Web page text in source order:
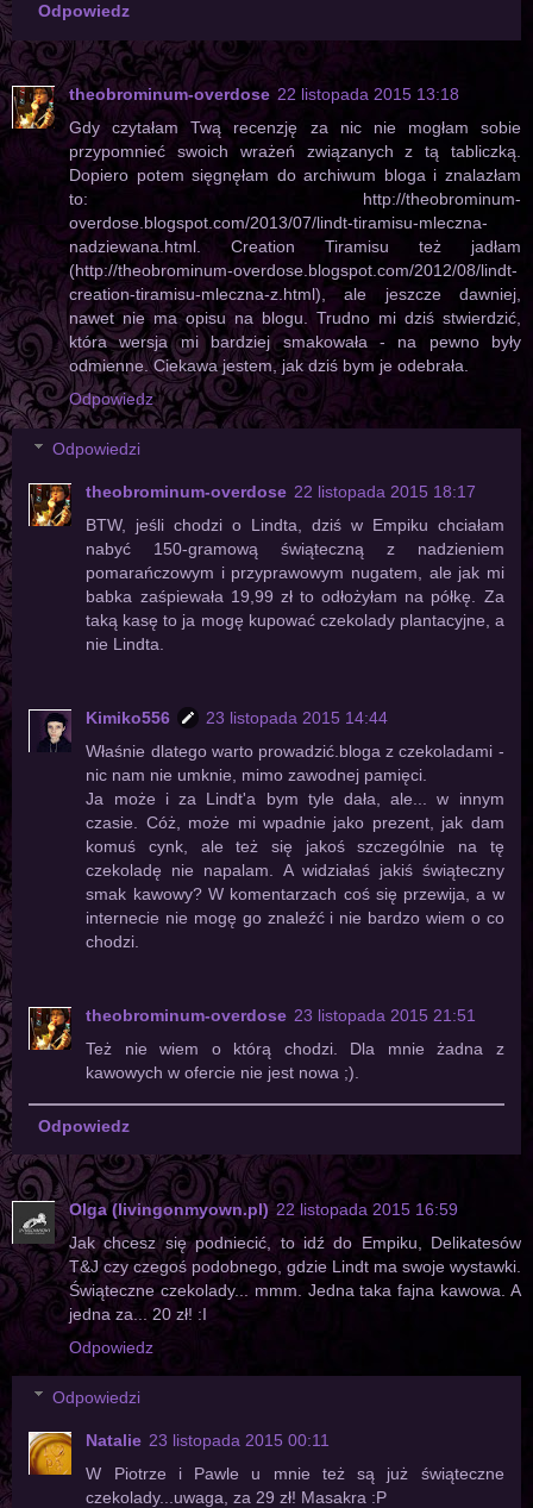
Odpowiedz
theobrominum-overdose 22 listopada 2015 13:18
Gdy czytałam Twą recenzję za nic nie mogłam sobie
przypomnieć swoich wrażeń związanych z tą tabliczką.
Dopiero potem sięgnęłam do archiwum bloga i znalazłam
to: http://theobrominum-
overdose.blogspot.com/2013/07/lindt-tiramisu-mleczna-
nadziewana.html. Creation Tiramisu też jadłam
(http://theobrominum-overdose.blogspot.com/2012/08/lindt-
creation-tiramisu-mleczna-z.html), ale jeszcze dawniej,
nawet nie ma opisu na blogu. Trudno mi dziś stwierdzić,
która wersja mi bardziej smakowała - na pewno były
odmienne. Ciekawa jestem, jak dziś bym je odebrała.
Odpowiedz
Odpowiedzi
theobrominum-overdose 22 listopada 2015 18:17
BTW, jeśli chodzi o Lindta, dziś w Empiku chciałam
nabyć 150-gramową świąteczną z nadzieniem
pomarańczowym i przyprawowym nugatem, ale jak mi
babka zaśpiewała 19,99 zł to odłożyłam na półkę. Za
taką kasę to ja mogę kupować czekolady plantacyjne, a
nie Lindta.
Kimiko556
23 listopada 2015 14:44
Właśnie dlatego warto prowadzić.bloga z czekoladami -
nic nam nie umknie, mimo zawodnej pamięci.
Ja może i za Lindt'a bym tyle dała, ale... w innym
czasie. Cóż, może mi wpadnie jako prezent, jak dam
komuś cynk, ale też się jakoś szczególnie na tę
czekoladę nie napalam. A widziałaś jakiś świąteczny
smak kawowy? W komentarzach coś się przewija, a w
internecie nie mogę go znaleźć i nie bardzo wiem o co
chodzi.
theobrominum-overdose 23 listopada 2015 21:51
Też nie wiem o którą chodzi. Dla mnie żadna z
kawowych w ofercie nie jest nowa ;).
Odpowiedz
Olga (livingonmyown.pl) 22 listopada 2015 16:59
Jak chcesz się podniecić, to idź do Empiku, Delikatesów
T&J czy czegoś podobnego, gdzie Lindt ma swoje wystawki.
Świąteczne czekolady... mmm. Jedna taka fajna kawowa. A
jedna za... 20 zł! :I
Odpowiedz
Odpowiedzi
Natalie 23 listopada 2015 00:11
W Piotrze i Pawle u mnie też są już świąteczne
czekolady...uwaga, za 29 zł! Masakra :P